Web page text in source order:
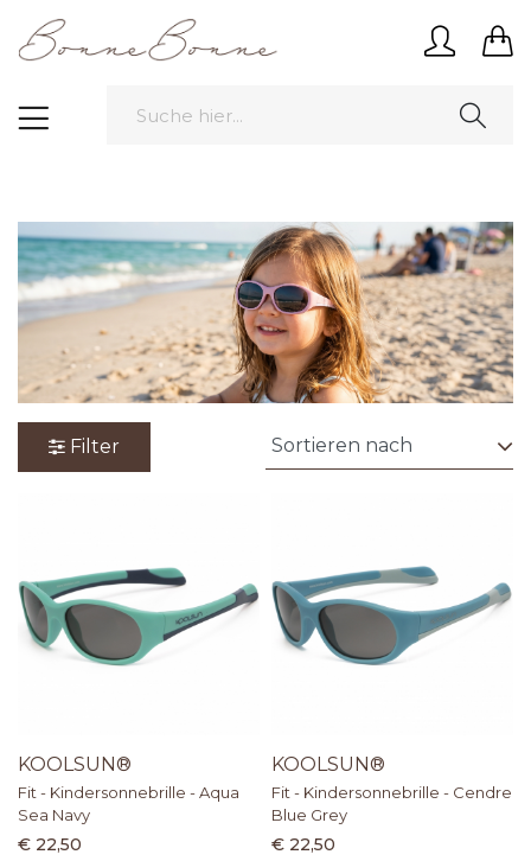
Filter
KOOLSUN®
Fit - Kindersonnebrille - Aqua
Sea Navy
€ 22,50
KOOLSUN®
Fit - Kindersonnebrille - Cendre
Blue Grey
€ 22,50